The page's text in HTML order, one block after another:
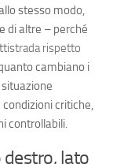
stesso modo,
di altre – perché
rispetto
cambiano i
critiche,
controllabili.
destro, lato